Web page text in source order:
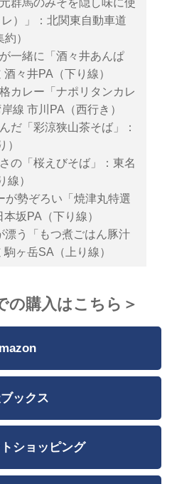
群馬のみそを隠し味に使
）」：北関東自動車道
）
一緒に「酒々井あんぱ
々井PA（下り線）
カレー「ナポリタンカレ
線 市川PA（西行き）
だ「彩涼狭山茶そば」：
）
の「桜えびそば」：東名
線）
が勢ぞろい「焼津丸特選
坂PA（下り線）
漂う「もつ煮ごはん豚汁
ヶ岳SA（上り線）
の購入はこちら＞
ックス
ショッピング